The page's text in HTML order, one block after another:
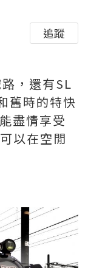
追蹤
，還有SL
舊時的特快
盡情享受
以在空閒